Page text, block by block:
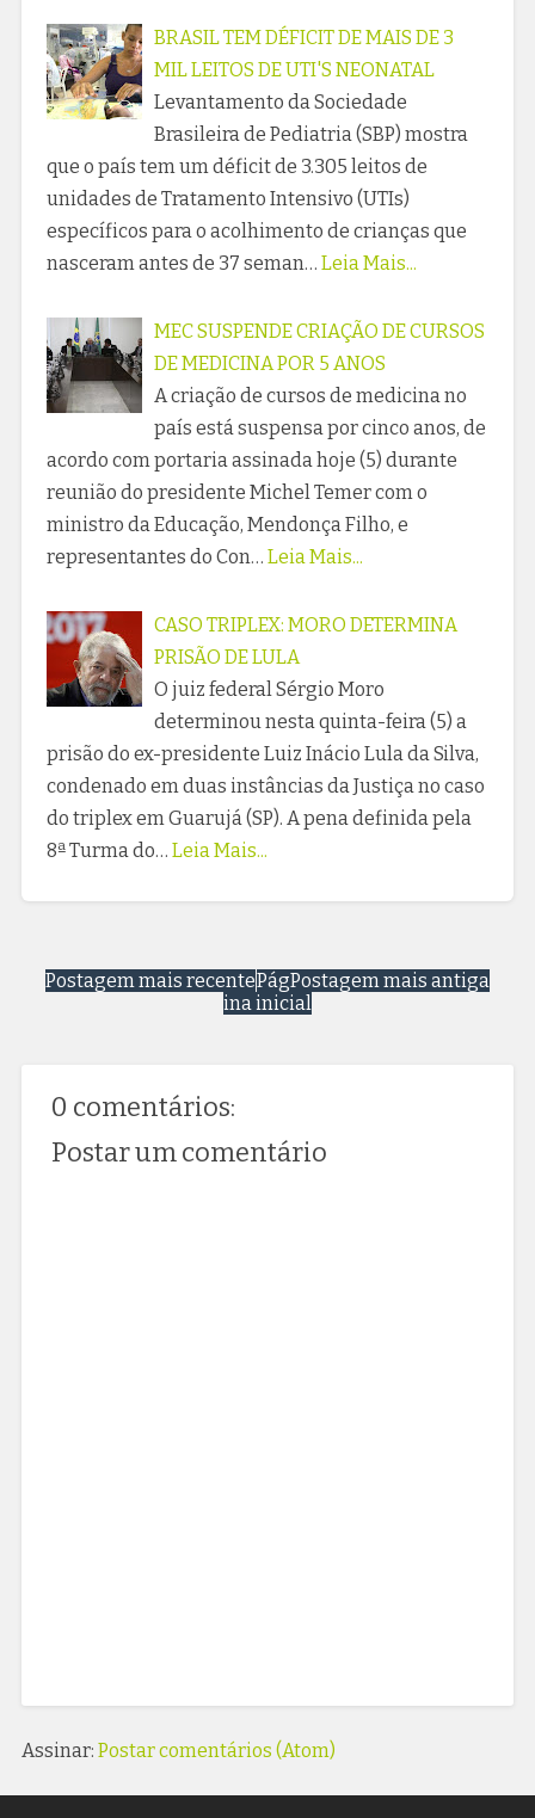
BRASIL TEM DÉFICIT DE MAIS DE 3
MIL LEITOS DE UTI'S NEONATAL
Levantamento da Sociedade
Brasileira de Pediatria (SBP) mostra
que o país tem um déficit de 3.305 leitos de
unidades de Tratamento Intensivo (UTIs)
específicos para o acolhimento de crianças que
nasceram antes de 37 seman… Leia Mais...
MEC SUSPENDE CRIAÇÃO DE CURSOS
DE MEDICINA POR 5 ANOS
A criação de cursos de medicina no
país está suspensa por cinco anos, de
acordo com portaria assinada hoje (5) durante
reunião do presidente Michel Temer com o
ministro da Educação, Mendonça Filho, e
representantes do Con… Leia Mais...
CASO TRIPLEX: MORO DETERMINA
PRISÃO DE LULA
O juiz federal Sérgio Moro
determinou nesta quinta-feira (5) a
prisão do ex-presidente Luiz Inácio Lula da Silva,
condenado em duas instâncias da Justiça no caso
do triplex em Guarujá (SP). A pena definida pela
8ª Turma do… Leia Mais...
Postagem mais recente Postagem mais antiga
Pág
ina inicial
0 comentários:
Postar um comentário
Assinar: Postar comentários (Atom)